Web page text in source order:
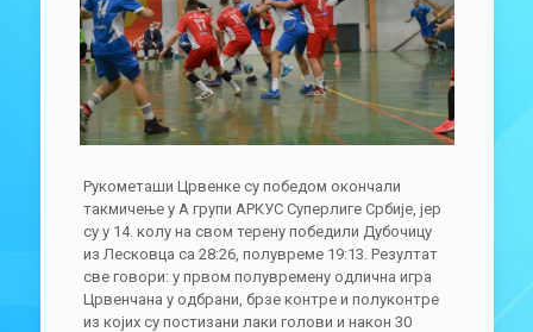
Рукометаши Црвенке су победом окончали
такмичење у А групи АРКУС Суперлиге Србије, јер
су у 14. колу на свом терену победили Дубочицу
из Лесковца са 28:26, полувреме 19:13. Резултат
све говори: у првом полувремену одлична игра
Црвенчана у одбрани, брзе контре и полуконтре
из којих су постизани лаки голови и након 30